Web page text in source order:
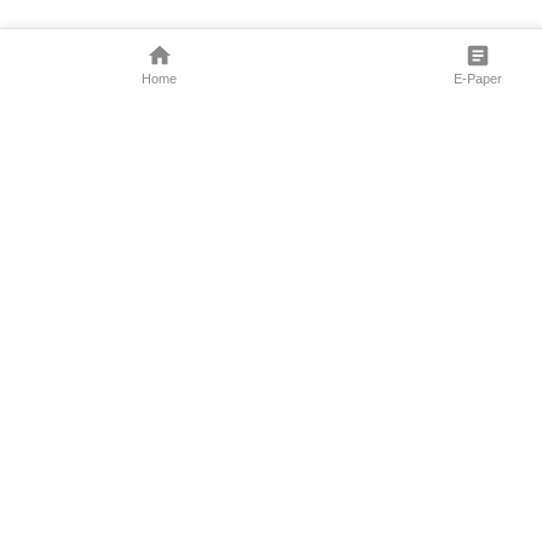
Home E-Paper